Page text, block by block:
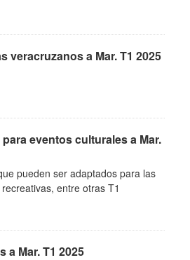
veracruzanos a Mar. T1 2025
eventos culturales a Mar.
pueden ser adaptados para las
entre otras T1
a Mar. T1 2025